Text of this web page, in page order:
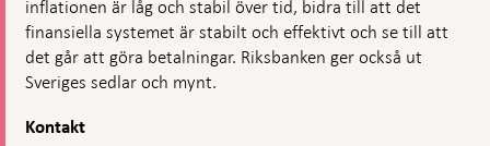
inflationen är låg och stabil över tid, bidra till att det
finansiella systemet är stabilt och effektivt och se till att
det går att göra betalningar. Riksbanken ger också ut
Sveriges sedlar och mynt.
Kontakt